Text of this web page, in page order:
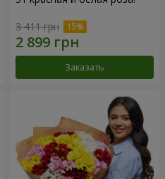
3 411 грн
Заказать